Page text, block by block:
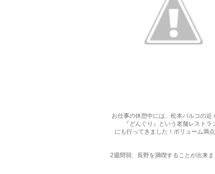
お仕事の休憩中には、松本パルコの近
『どんぐり』という老舗レストラ
にも行ってきました！ボリューム満
2週間弱、長野を満喫することが出来